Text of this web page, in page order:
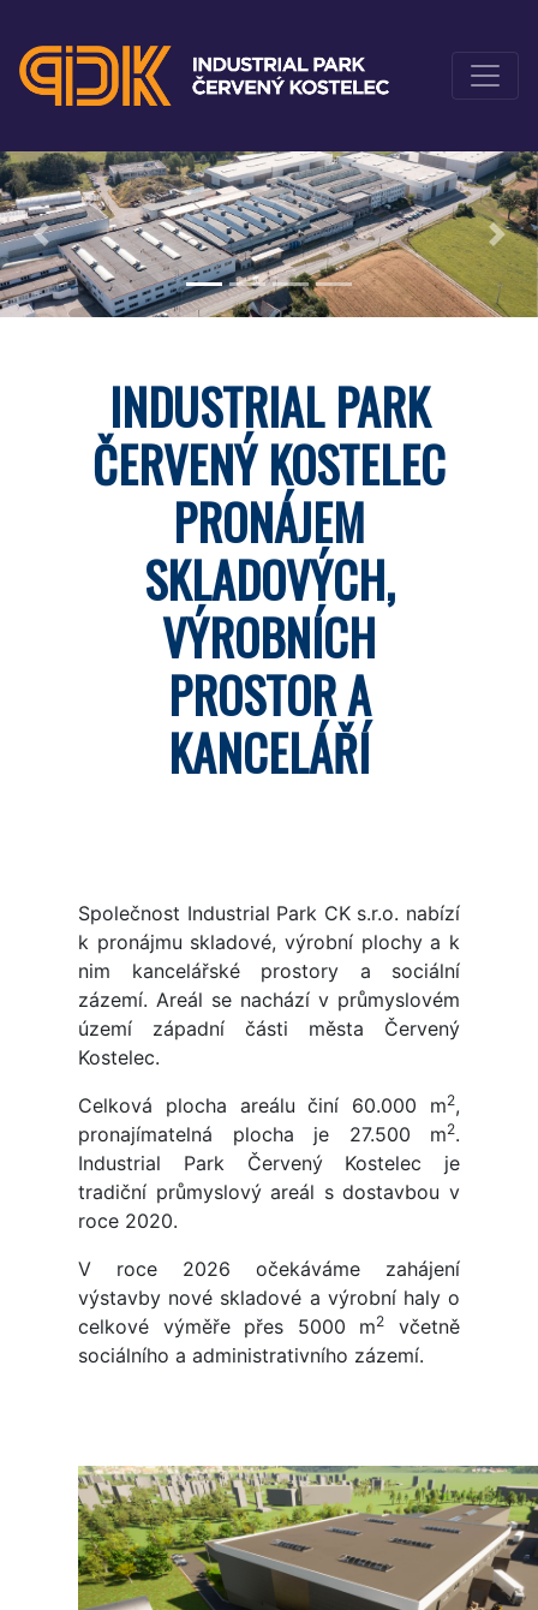
Previous
INDUSTRIAL PARK
ČERVENÝ KOSTELEC
PRONÁJEM
SKLADOVÝCH,
VÝROBNÍCH
PROSTOR A
KANCELÁŘÍ
Společnost Industrial Park CK s.r.o. nabízí
k pronájmu skladové, výrobní plochy a k
nim kancelářské prostory a sociální
zázemí. Areál se nachází v průmyslovém
území západní části města Červený
Kostelec.
Celková plocha areálu činí 60.000 m2,
pronajímatelná plocha je 27.500 m2.
Industrial Park Červený Kostelec je
tradiční průmyslový areál s dostavbou v
roce 2020.
V roce 2026 očekáváme zahájení
výstavby nové skladové a výrobní haly o
celkové výměře přes 5000 m2
včetně
sociálního a administrativního zázemí.